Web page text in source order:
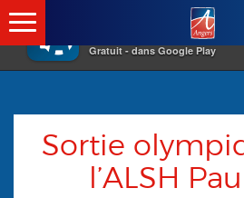
×
Gratuit - dans Google Play
Sortie
l’ALSH